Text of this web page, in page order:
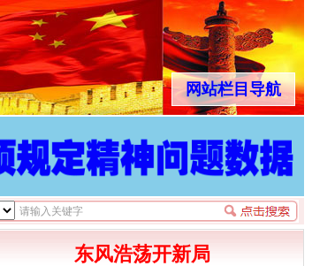
网站栏目导航
东风浩荡开新局